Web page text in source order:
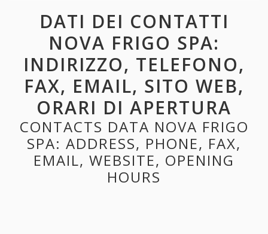
DATI DEI CONTATTI
NOVA FRIGO SPA:
INDIRIZZO, TELEFONO,
FAX, EMAIL, SITO WEB,
ORARI DI APERTURA
CONTACTS DATA NOVA FRIGO
SPA: ADDRESS, PHONE, FAX,
EMAIL, WEBSITE, OPENING
HOURS